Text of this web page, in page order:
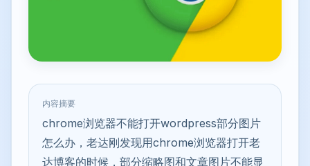
内容摘要
chrome浏览器不能打开wordpress部分图片
怎么办，老达刚发现用chrome浏览器打开老
达博客的时候，部分缩略图和文章图片不能显